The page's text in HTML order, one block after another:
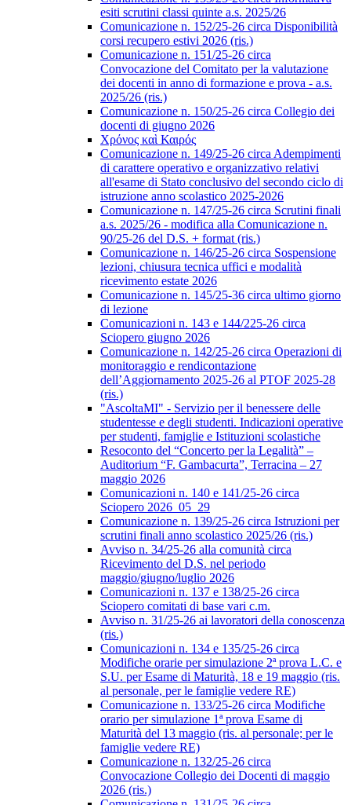
esiti scrutini classi quinte a.s. 2025/26
Comunicazione n. 152/25-26 circa Disponibilità
corsi recupero estivi 2026 (ris.)
Comunicazione n. 151/25-26 circa
Convocazione del Comitato per la valutazione
dei docenti in anno di formazione e prova - a.s.
2025/26 (ris.)
Comunicazione n. 150/25-26 circa Collegio dei
docenti di giugno 2026
Χρόνος καὶ Καιρός
Comunicazione n. 149/25-26 circa Adempimenti
di carattere operativo e organizzativo relativi
all'esame di Stato conclusivo del secondo ciclo di
istruzione anno scolastico 2025-2026
Comunicazione n. 147/25-26 circa Scrutini finali
a.s. 2025/26 - modifica alla Comunicazione n.
90/25-26 del D.S. + format (ris.)
Comunicazione n. 146/25-26 circa Sospensione
lezioni, chiusura tecnica uffici e modalità
ricevimento estate 2026
Comunicazione n. 145/25-36 circa ultimo giorno
di lezione
Comunicazioni n. 143 e 144/225-26 circa
Sciopero giugno 2026
Comunicazione n. 142/25-26 circa Operazioni di
monitoraggio e rendicontazione
dell’Aggiornamento 2025-26 al PTOF 2025-28
(ris.)
"AscoltaMI" - Servizio per il benessere delle
studentesse e degli studenti. Indicazioni operative
per studenti, famiglie e Istituzioni scolastiche
Resoconto del “Concerto per la Legalità” –
Auditorium “F. Gambacurta”, Terracina – 27
maggio 2026
Comunicazioni n. 140 e 141/25-26 circa
Sciopero 2026_05_29
Comunicazione n. 139/25-26 circa Istruzioni per
scrutini finali anno scolastico 2025/26 (ris.)
Avviso n. 34/25-26 alla comunità circa
Ricevimento del D.S. nel periodo
maggio/giugno/luglio 2026
Comunicazioni n. 137 e 138/25-26 circa
Sciopero comitati di base vari c.m.
Avviso n. 31/25-26 ai lavoratori della conoscenza
(ris.)
Comunicazioni n. 134 e 135/25-26 circa
Modifiche orarie per simulazione 2ª prova L.C. e
S.U. per Esame di Maturità, 18 e 19 maggio (ris.
al personale, per le famiglie vedere RE)
Comunicazione n. 133/25-26 circa Modifiche
orario per simulazione 1ª prova Esame di
Maturità del 13 maggio (ris. al personale; per le
famiglie vedere RE)
Comunicazione n. 132/25-26 circa
Convocazione Collegio dei Docenti di maggio
2026 (ris.)